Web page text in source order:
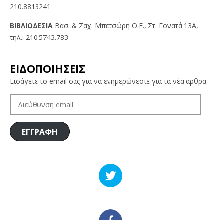
210.8813241
BIBΛIOΔEΣIA Βασ. & Ζαχ. Μπετσώρη O.Ε., Στ. Γονατά 13A,
τηλ.: 210.5743.783
ΕΙΔΟΠΟΙΗΣΕΙΣ
Εισάγετε το email σας για να ενημερώνεστε για τα νέα άρθρα
ΔΙΕΎΘΥΝΣΗ
ΕΓΓΡΑΦΗ